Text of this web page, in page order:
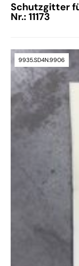
Schutzgitter
Nr.: 11173
9935.SD4N.9906